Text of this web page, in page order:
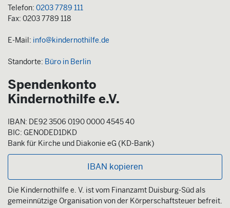
Telefon: 0203 7789 111
Fax: 0203 7789 118
E-Mail: info@kindernothilfe.de
Standorte: Büro in Berlin
Spendenkonto
Kindernothilfe e.V.
IBAN: DE92 3506 0190 0000 4545 40
BIC: GENODED1DKD
Bank für Kirche und Diakonie eG (KD-Bank)
IBAN kopieren
Die Kindernothilfe e. V. ist vom Finanzamt Duisburg-Süd als
gemeinnützige Organisation von der Körperschaftsteuer befreit.